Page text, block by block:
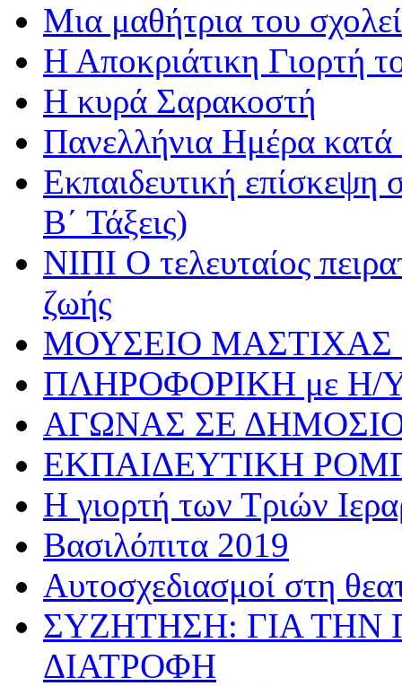
Μια μαθήτρια του
Η Αποκριάτικη Γιορτή
Η κυρά Σαρακοστή
Πανελλήνια Ημέρα κατά
Εκπαιδευτική επίσκεψη
Β΄ Τάξεις)
ΝΙΠΙ Ο τελευταίος
ζωής
ΜΟΥΣΕΙΟ ΜΑΣΤΙΧΑΣ
ΠΛΗΡΟΦΟΡΙΚΗ με Η/
ΑΓΩΝΑΣ ΣΕ
ΕΚΠΑΙΔΕΥΤΙΚΗ
Η γιορτή των Τριών
Βασιλόπιτα 2019
Αυτοσχεδιασμοί στη
ΣΥΖΗΤΗΣΗ: ΓΙΑ ΤΗΝ
ΔΙΑΤΡΟΦΗ